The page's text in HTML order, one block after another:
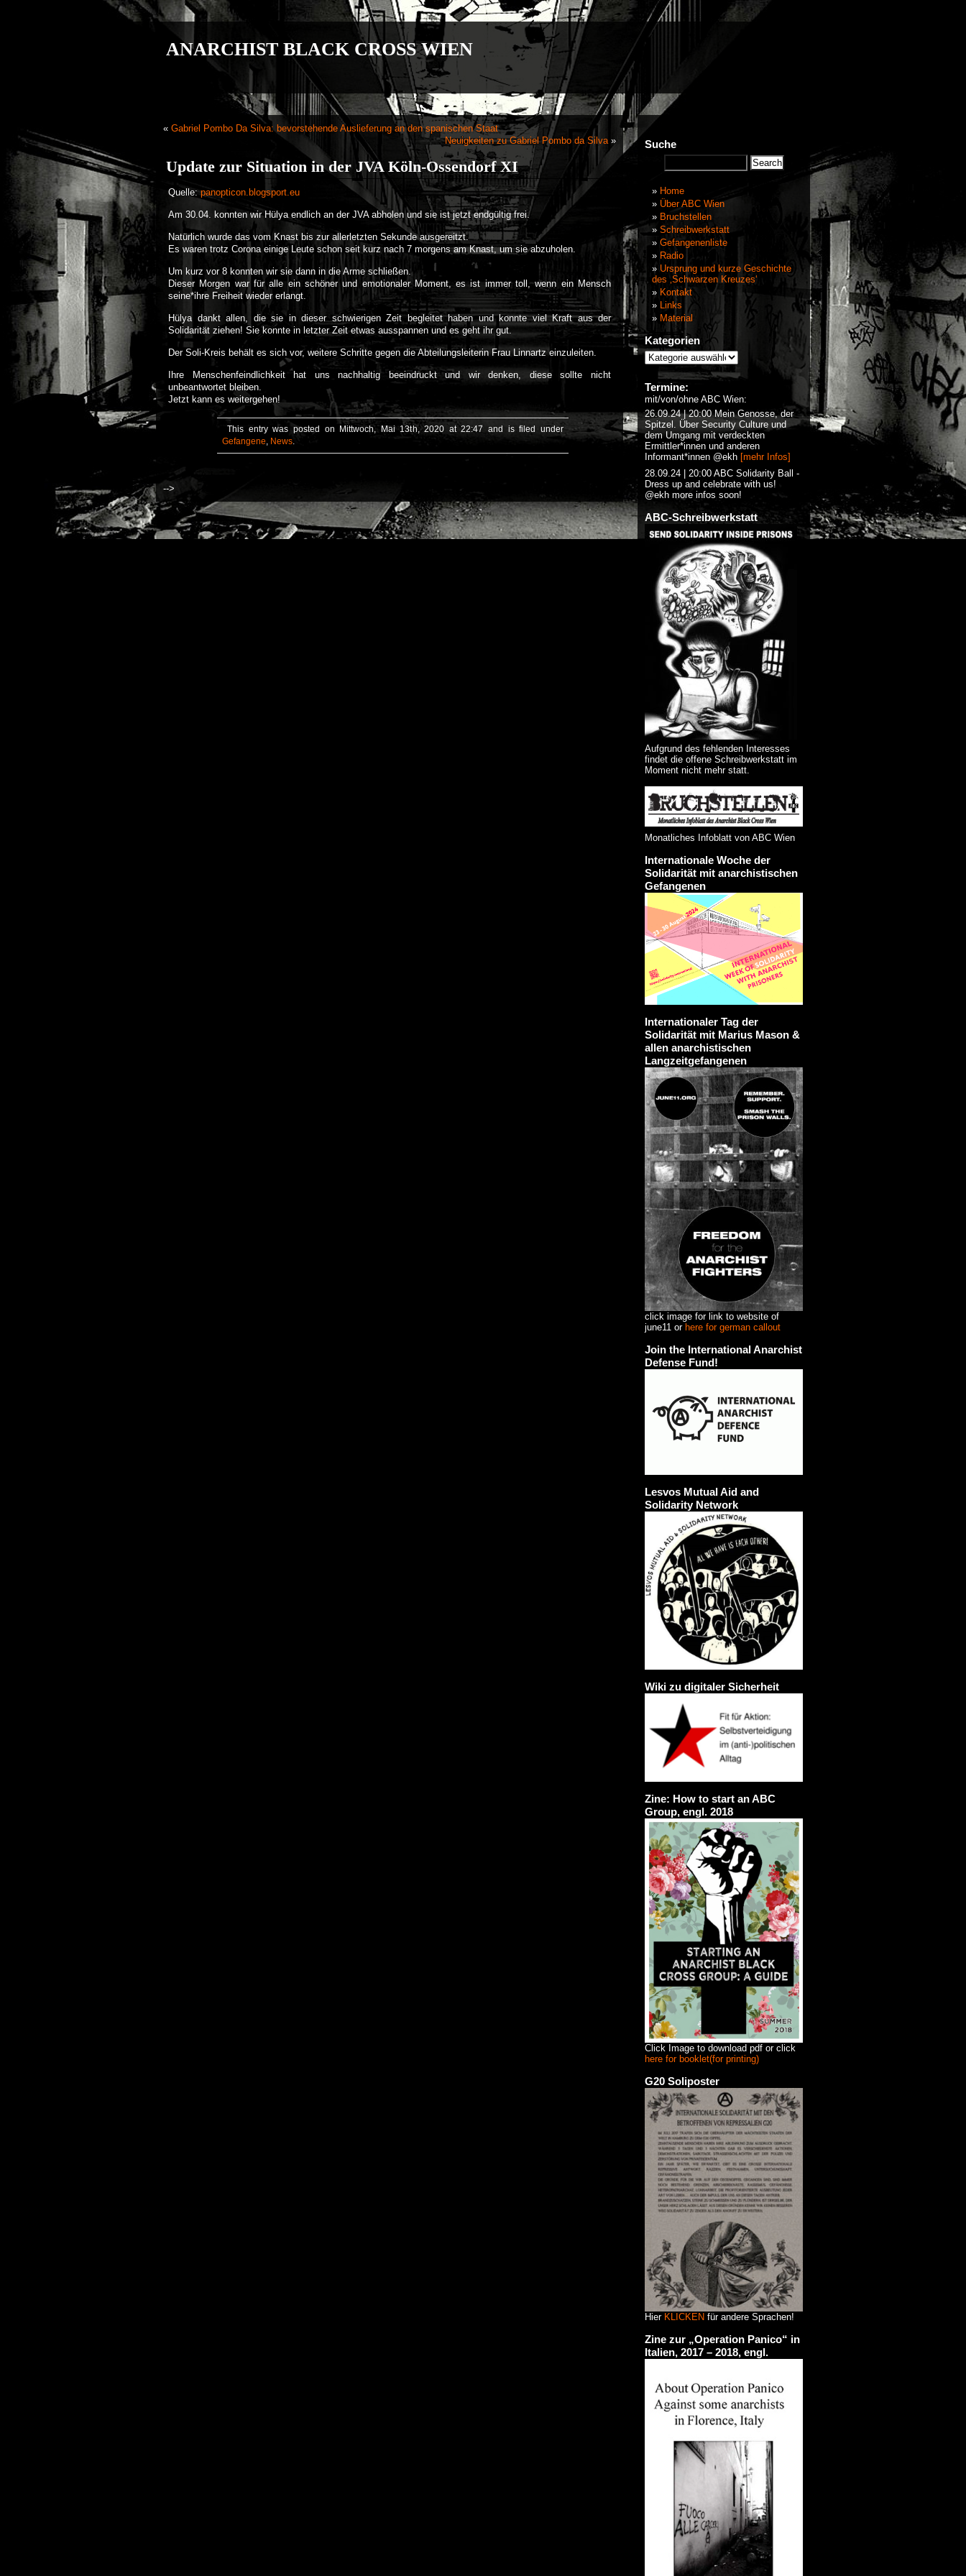
ANARCHIST BLACK CROSS WIEN
« Gabriel Pombo Da Silva: bevorstehende Auslieferung an den spanischen Staat
Neuigkeiten zu Gabriel Pombo da Silva»
Update zur Situation in der JVA Köln-Ossendorf XI
Quelle:panopticon.blogsport.eu
Am 30.04. konnten wir Hülya endlich an der JVA abholen und sie ist jetzt endgültig frei.
Natürlich wurde das vom Knast bis zur allerletzten Sekunde ausgereitzt.
Es waren trotz Corona einige Leute schon seit kurz nach 7 morgens am Knast, um sie abzuholen.
Um kurz vor 8 konnten wir sie dann in die Arme schließen.
Dieser Morgen war für alle ein schöner und emotionaler Moment, es ist immer toll, wenn ein Mensch
seine*ihre Freiheit wieder erlangt.
Hülya dankt allen, die sie in dieser schwierigen Zeit begleitet haben und konnte viel Kraft aus der
Solidarität ziehen! Sie konnte in letzter Zeit etwas ausspannen und es geht ihr gut.
Der Soli-Kreis behält es sich vor, weitere Schritte gegen die Abteilungsleiterin Frau Linnartz einzuleiten.
Ihre Menschenfeindlichkeit hat uns nachhaltig beeindruckt und wir denken, diese sollte nicht
unbeantwortet bleiben.
Jetzt kann es weitergehen!
This entry was posted on Mittwoch, Mai 13th, 2020 at 22:47 and is filed under
Gefangene
News
-->
Suche
Home
Über ABC Wien
Bruchstellen
Schreibwerkstatt
Gefangenenliste
Radio
Ursprung und kurze Geschichte
des ‚Schwarzen Kreuzes‘
Kontakt
Links
Material
Kategorien
Termine:
mit/von/ohne ABC Wien:
26.09.24 | 20:00 Mein Genosse, der
Spitzel. Über Security Culture und
dem Umgang mit verdeckten
Ermittler*innen und anderen
Informant*innen @ekh [mehr Infos]
28.09.24 | 20:00 ABC Solidarity Ball -
Dress up and celebrate with us!
@ekh more infos soon!
ABC-Schreibwerkstatt
Aufgrund des fehlenden Interesses
findet die offene Schreibwerkstatt im
Moment nicht mehr statt.
Monatliches Infoblatt von ABC Wien
Internationale Woche der
Solidarität mit anarchistischen
Gefangenen
Internationaler Tag der
Solidarität mit Marius Mason &
allen anarchistischen
Langzeitgefangenen
click image for link to website of
june11 or here for german callout
Join the International Anarchist
Defense Fund!
Lesvos Mutual Aid and
Solidarity Network
Wiki zu digitaler Sicherheit
Zine: How to start an ABC
Group, engl. 2018
Click Image to download pdf or click
here for booklet(for printing)
G20 Soliposter
Hier KLICKEN für andere Sprachen!
Zine zur „Operation Panico“ in
Italien, 2017 – 2018, engl.